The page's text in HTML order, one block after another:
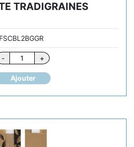
TRADIGRAINES
-
quantité
de
BAGUETTE
+
Ajouter